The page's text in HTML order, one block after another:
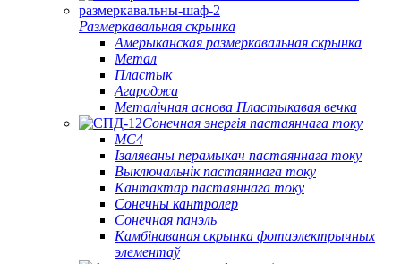
Размеркавальная скрынка
Амерыканская размеркавальная скрынка
Метал
Пластык
Агароджа
Металічная аснова Пластыкавая вечка
Сонечная энергія пастаяннага току
МС4
Ізаляваны перамыкач пастаяннага току
Выключальнік пастаяннага току
Кантактар ​​пастаяннага току
Сонечны кантролер
Сонечная панэль
Камбінаваная скрынка фотаэлектрычных
элементаў